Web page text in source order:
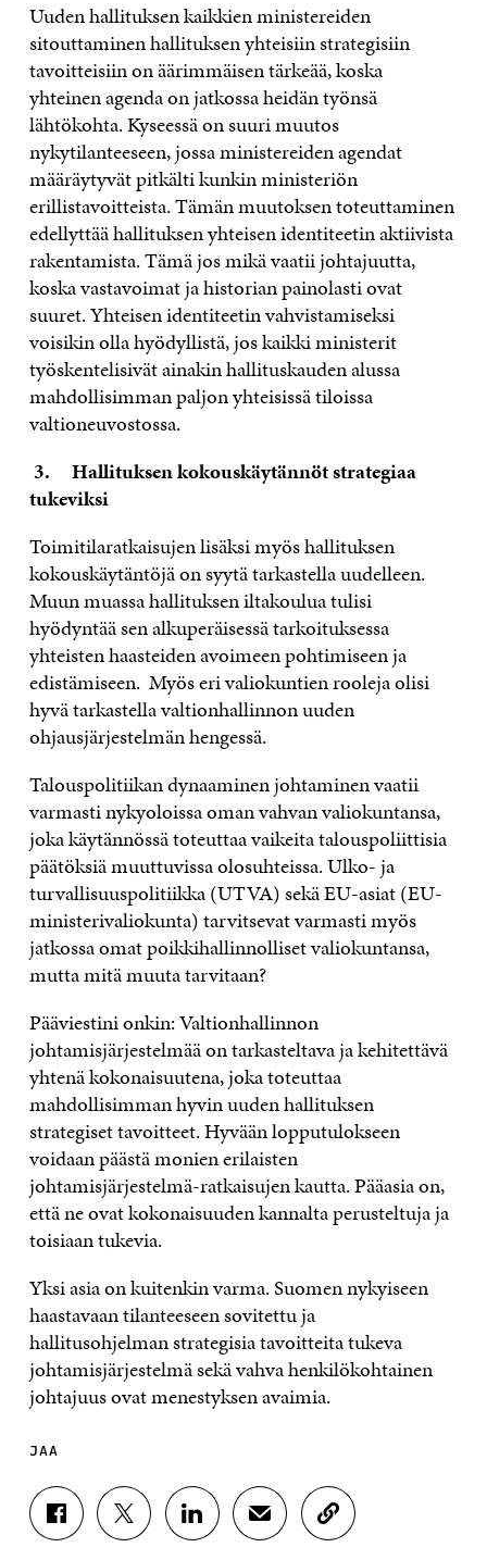
Uuden hallituksen kaikkien ministereiden
sitouttaminen hallituksen yhteisiin strategisiin
tavoitteisiin on äärimmäisen tärkeää, koska
yhteinen agenda on jatkossa heidän työnsä
lähtökohta. Kyseessä on suuri muutos
nykytilanteeseen, jossa ministereiden agendat
määräytyvät pitkälti kunkin ministeriön
erillistavoitteista. Tämän muutoksen toteuttaminen
edellyttää hallituksen yhteisen identiteetin aktiivista
rakentamista. Tämä jos mikä vaatii johtajuutta,
koska vastavoimat ja historian painolasti ovat
suuret. Yhteisen identiteetin vahvistamiseksi
voisikin olla hyödyllistä, jos kaikki ministerit
työskentelisivät ainakin hallituskauden alussa
mahdollisimman paljon yhteisissä tiloissa
valtioneuvostossa.
3. Hallituksen kokouskäytännöt strategiaa
tukeviksi
Toimitilaratkaisujen lisäksi myös hallituksen
kokouskäytäntöjä on syytä tarkastella uudelleen.
Muun muassa hallituksen iltakoulua tulisi
hyödyntää sen alkuperäisessä tarkoituksessa
yhteisten haasteiden avoimeen pohtimiseen ja
edistämiseen. Myös eri valiokuntien rooleja olisi
hyvä tarkastella valtionhallinnon uuden
ohjausjärjestelmän hengessä.
Talouspolitiikan dynaaminen johtaminen vaatii
varmasti nykyoloissa oman vahvan valiokuntansa,
joka käytännössä toteuttaa vaikeita talouspoliittisia
päätöksiä muuttuvissa olosuhteissa. Ulko- ja
turvallisuuspolitiikka (UTVA) sekä EU-asiat (EU-
ministerivaliokunta) tarvitsevat varmasti myös
jatkossa omat poikkihallinnolliset valiokuntansa,
mutta mitä muuta tarvitaan?
Pääviestini onkin: Valtionhallinnon
johtamisjärjestelmää on tarkasteltava ja kehitettävä
yhtenä kokonaisuutena, joka toteuttaa
mahdollisimman hyvin uuden hallituksen
strategiset tavoitteet. Hyvään lopputulokseen
voidaan päästä monien erilaisten
johtamisjärjestelmä-ratkaisujen kautta. Pääasia on,
että ne ovat kokonaisuuden kannalta perusteltuja ja
toisiaan tukevia.
Yksi asia on kuitenkin varma. Suomen nykyiseen
haastavaan tilanteeseen sovitettu ja
hallitusohjelman strategisia tavoitteita tukeva
johtamisjärjestelmä sekä vahva henkilökohtainen
johtajuus ovat menestyksen avaimia.
JAA
J
A
J
A
J
A
J
A
K
O